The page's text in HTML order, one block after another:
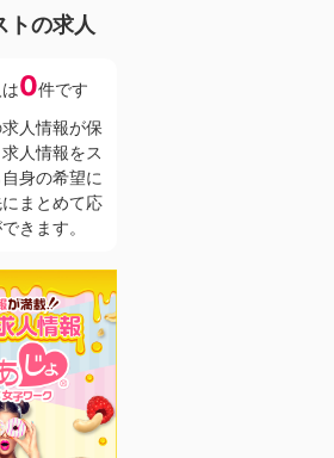
トの求人
0件です
人情報が保
人情報をス
身の希望に
まとめて応
きます。